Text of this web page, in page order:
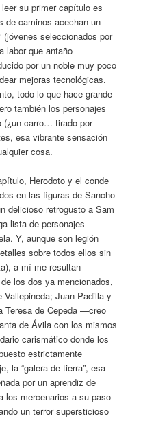
su primer capítulo es
de caminos acechan un
(jóvenes seleccionados por
labor que antaño
por un noble muy poco
mejoras tecnológicas.
todo lo que hace grande
también los personajes
(¿un carro… tirado por
esa vibrante sensación
cosa.
Herodoto y el conde
en las figuras de Sancho
delicioso retrogusto a Sam
lista de personajes
Y, aunque son legión
sobre todos ellos sin
a mí me resultan
los dos ya mencionados,
Juan Padilla y
Teresa de Cepeda —creo
de Ávila con los mismos
carismático donde los
estrictamente
la “galera de tierra”, esa
por un aprendiz de
los mercenarios a su paso
un terror supersticioso